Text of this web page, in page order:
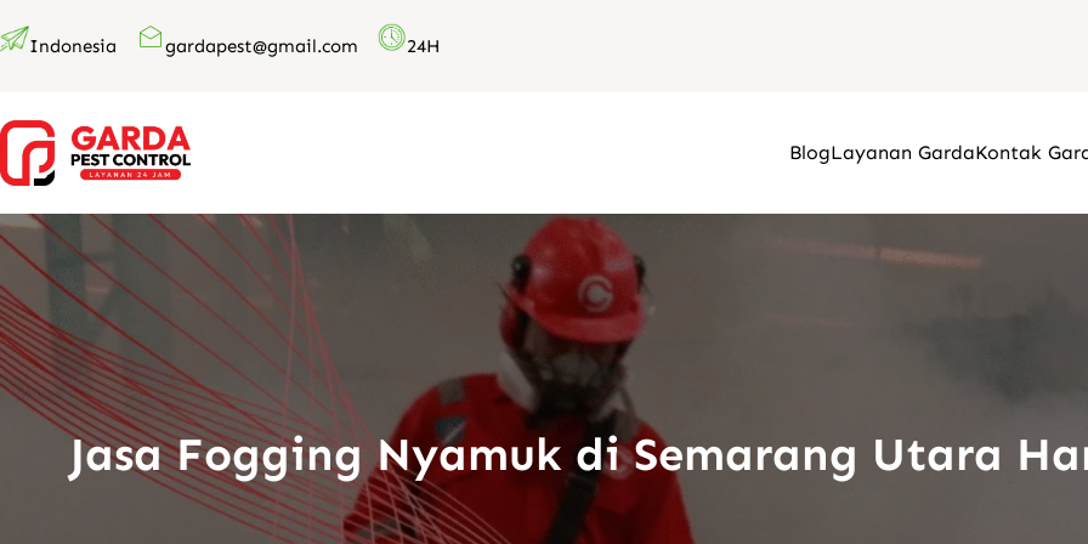
ke Indonesia gardapest@gmail.com 24H
BlogLayanan GardaKontak
Jasa Fogging Nyamuk di Semarang Utara